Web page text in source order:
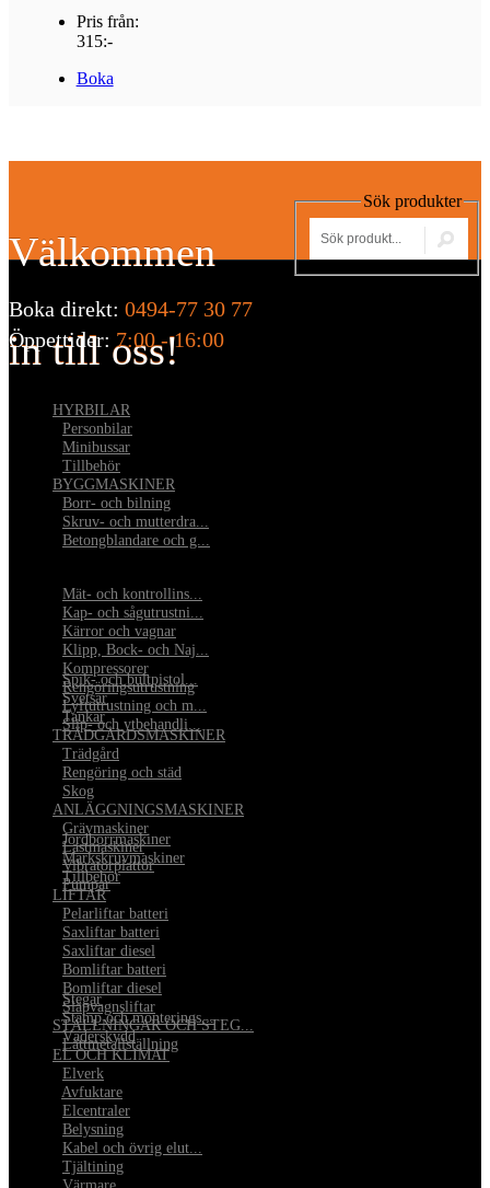
Pris från:
315:-
Boka
Välkommen
in till oss!
Sök produkter
Boka direkt: 0494-77 30 77
Öppettider: 7:00 - 16:00
HYRBILAR
Personbilar
Minibussar
Tillbehör
BYGGMASKINER
Borr- och bilning
Skruv- och mutterdra...
Betongblandare och g...
Mät- och kontrollins...
Kap- och sågutrustni...
Kärror och vagnar
Klipp, Bock- och Naj...
Kompressorer
Rengöringsutrustning
Lyftutrustning och m...
Slip- och ytbehandli...
Spik- och bultpistol...
Svetsar
Tankar
TRÄDGÅRDSMASKINER
Trädgård
Rengöring och städ
Skog
ANLÄGGNINGSMASKINER
Grävmaskiner
Lastmaskiner
Vibratorplattor
Pumpar
Jordborrmaskiner
Markskruvmaskiner
Tillbehör
LIFTAR
Pelarliftar batteri
Saxliftar batteri
Saxliftar diesel
Bomliftar batteri
Bomliftar diesel
Släpvagnsliftar
STÄLLNINGAR OCH STEG...
Lättmetallställning
Stegar
•Stämp och monterings...
•Väderskydd
EL OCH KLIMAT
Elverk
Avfuktare
Elcentraler
Belysning
Kabel och övrig elut...
Tjältining